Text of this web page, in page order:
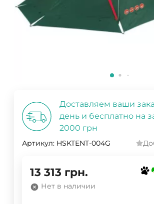
Доставляем ваши
день и бесплатно на
2000 грн
Артикул: HSKTENT-004G
13 313 грн.
Нет в наличии